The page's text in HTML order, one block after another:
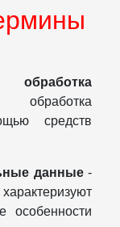
средств
данные-
особенности